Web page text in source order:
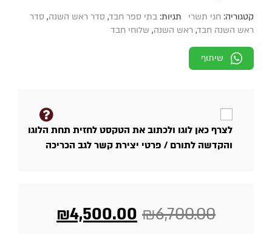
קטגוריה: חגי תשרי תגיות: בתי ספר חבד, סדר ראש השנה, סדר
ראש השנה חבד, ראש השנה, שלוחי חבד
שיתוף
לצרף כאן לוגו ולכתוב את הטקסט לחזית תחת הלוגו
והקדשה לתורם / פרטי יצירת קשר לגב הכריכה
₪6,700.00
₪4,500.00